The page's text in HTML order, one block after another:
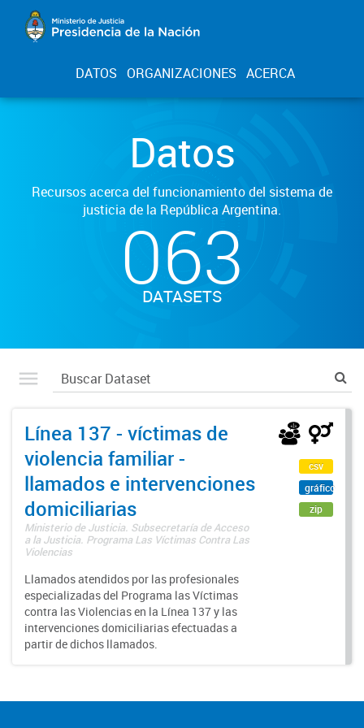
DATOS ORGANIZACIONES ACERCA
Datos
Recursos acerca del funcionamiento del sistema de
justicia de la República Argentina.
063
DATASETS
Línea 137 - víctimas de
violencia familiar -
llamados e intervenciones
domiciliarias
Ministerio de Justicia. Subsecretaría de Acceso
a la Justicia. Programa Las Víctimas Contra Las
Violencias
Llamados atendidos por las profesionales
especializadas del Programa las Víctimas
contra las Violencias en la Línea 137 y las
intervenciones domiciliarias efectuadas a
partir de dichos llamados.
csv
gráfico
zip